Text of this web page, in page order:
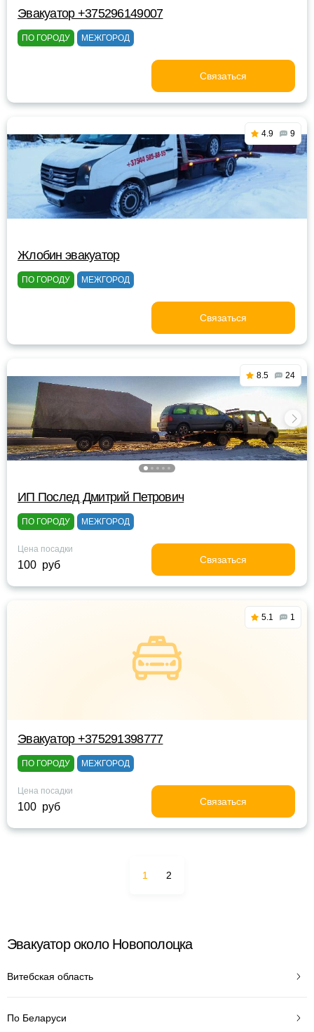
Эвакуатор +375296149007
ПО ГОРОДУ МЕЖГОРОД
Связаться
4.9 9
Жлобин эвакуатор
ПО ГОРОДУ МЕЖГОРОД
Связаться
8.5 24
ИП Послед Дмитрий Петрович
ПО ГОРОДУ МЕЖГОРОД
Цена посадки
100 руб Связаться
5.1 1
Эвакуатор +375291398777
ПО ГОРОДУ МЕЖГОРОД
Цена посадки
100 руб Связаться
1 2
Эвакуатор около Новополоцка
Витебская область
По Беларуси